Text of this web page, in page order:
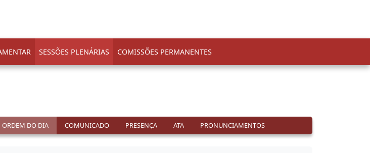
SESSÕES PLENÁRIAS COMISSÕES PERMANENTES
ORDEM DO DIA COMUNICADO PRESENÇA ATA PRONUNCIAMENTOS